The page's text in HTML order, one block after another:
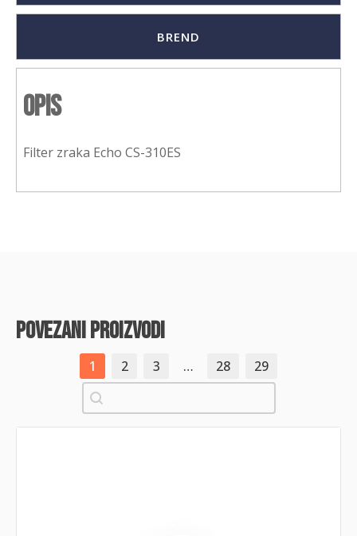
BREND
Opis
Filter zraka Echo CS-310ES
povezani proizvodi
1 2 3 … 28
29
Pretraži